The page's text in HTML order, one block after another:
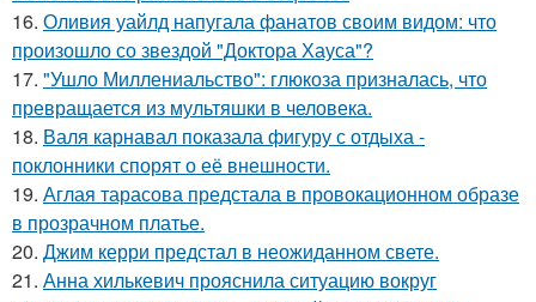
16. Оливия уайлд напугала фанатов своим видом: что
произошло со звездой "Доктора Хауса"?
17. "Ушло Миллениальство": глюкоза призналась, что
превращается из мультяшки в человека.
18. Валя карнавал показала фигуру с отдыха -
поклонники спорят о её внешности.
19. Аглая тарасова предстала в провокационном образе
в прозрачном платье.
20. Джим керри предстал в неожиданном свете.
21. Анна хилькевич прояснила ситуацию вокруг